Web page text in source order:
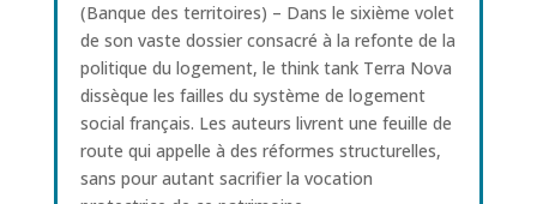
(Banque des territoires) – Dans le sixième volet
de son vaste dossier consacré à la refonte de la
politique du logement, le think tank Terra Nova
dissèque les failles du système de logement
social français. Les auteurs livrent une feuille de
route qui appelle à des réformes structurelles,
sans pour autant sacrifier la vocation